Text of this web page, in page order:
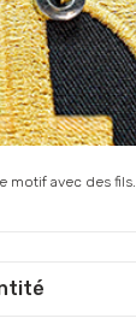
motif avec des fils.